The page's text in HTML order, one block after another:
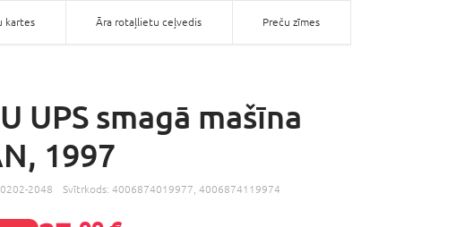
kartes Āra rotaļlietu ceļvedis Preču zīmes
UPS smagā mašīna
1997
2048 Svītrkods: 4006874019977, 4006874119974